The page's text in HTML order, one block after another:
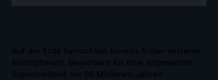
Auf der Erde herrschten bereits früher extreme
Klimaphasen. Besonders für eine sogenannte
Superheißzeit vor 56 Millionen Jahren